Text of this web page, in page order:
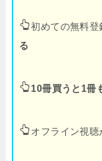
初めての無料登
る
10冊買うと1冊
オフライン視聴